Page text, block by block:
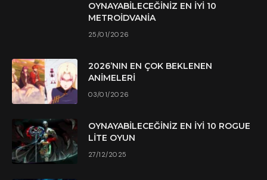
OYNAYABILECEĞINIZ EN İYI 10
METROIDVANIA
25/01/2026
2026’NIN EN ÇOK BEKLENEN
ANIMELERI
03/01/2026
OYNAYABILECEĞINIZ EN İYI 10 ROGUE
LITE OYUN
27/12/2025